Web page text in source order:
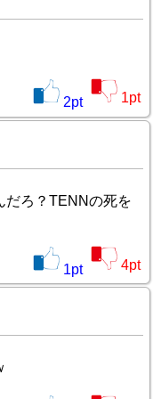
2pt 1pt
だろ？TENNの死を
1pt 4pt